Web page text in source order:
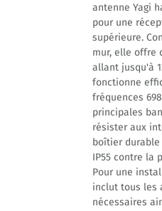
antenne Yagi
pour une
supérieure.
mur, elle offre
allant jusqu'à
fonctionne
fréquences
principales
résister aux
boîtier
IP55 contre la
Pour une
inclut tous les
nécessaires